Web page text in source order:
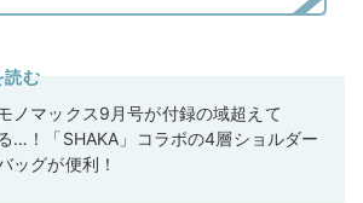
読む
ノマックス9月号が付録の域超えて
…！「SHAKA」コラボの4層ショルダー
ッグが便利！